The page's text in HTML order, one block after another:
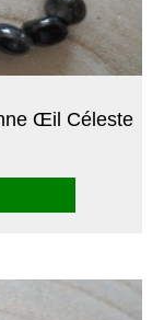
Œil Céleste